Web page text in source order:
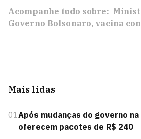
Acompanhe tudo sobre:
Governo Bolsonaro vacina
Mais lidas
01Após mudanças do governo
oferecem pacotes de R$ 240